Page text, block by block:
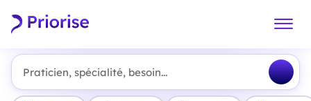
Praticien, spécialité, besoin...